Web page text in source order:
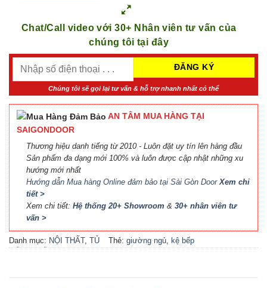
Chat/Call video với 30+ Nhân viên tư vấn của
chúng tôi tại đây
Chúng tôi sẽ gọi lại tư vấn & hỗ trợ nhanh nhất có thể
AN TÂM MUA HÀNG TẠI
SAIGONDOOR
Thương hiệu danh tiếng từ 2010 - Luôn đặt uy tín lên hàng đầu
Sản phẩm đa dạng mới 100% và luôn được cập nhật những xu
hướng mới nhất
Hướng dẫn Mua hàng Online đảm bảo tại Sài Gòn DoorXem chi
tiết >
Xem chi tiết: Hệ thống 20+ Showroom & 30+ nhân viên tư
vấn >
Danh mục: NỘI THẤT, TỦ
Thẻ:giường ngủ, kệ bếp